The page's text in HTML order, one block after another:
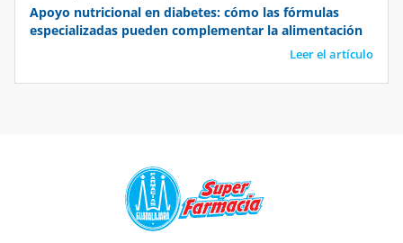
Apoyo nutricional en diabetes: cómo las fórmulas
especializadas pueden complementar la alimentación
Leer el artículo